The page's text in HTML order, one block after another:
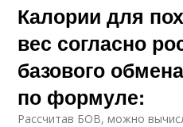
Калории для
вес согласно
базового
по формуле:
Рассчитав БОВ, можно